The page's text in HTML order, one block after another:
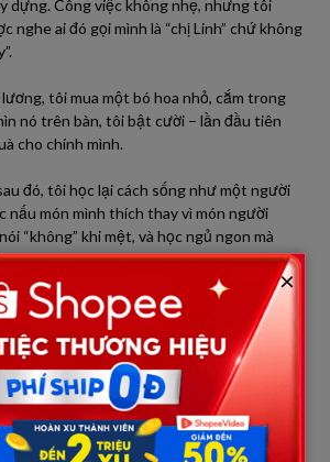
dựng. Công việc không nhẹ, nhưng tôi
nghe ai đó gọi mình là “chị Linh” chứ không
tôi mua một bó hoa nhỏ, cắm trong
nó trên bàn, tôi bật cười – lần đầu tiên
cho chính mình.
đó, tôi học lại cách sống như một người
nấu món mình thích thay vì món người
“không” khi mệt, và học ngủ ngon mà
người trong khu trọ. Cô chủ trọ – bà
về tuổi trẻ và khuyên tôi đừng sợ quá
mình khi họ còn cần mình,” bà nói. “Khi họ
phải học cách cần chính mình.”
lướt thấy bài đăng của chồng trên mạng xã
lạnh lẽo:
×